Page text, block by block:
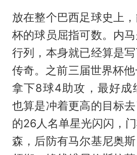
放在整个巴西足球史上
杯的球员屈指可数。内
行列，本身就已经算是
传奇。之前三届世界杯他
拿下8球4助攻，最好成
也算是冲着更高的目标
的26人名单星光闪闪，
森，后防有马尔基尼奥